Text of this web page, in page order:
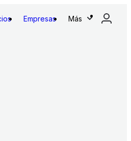
Empresas Más